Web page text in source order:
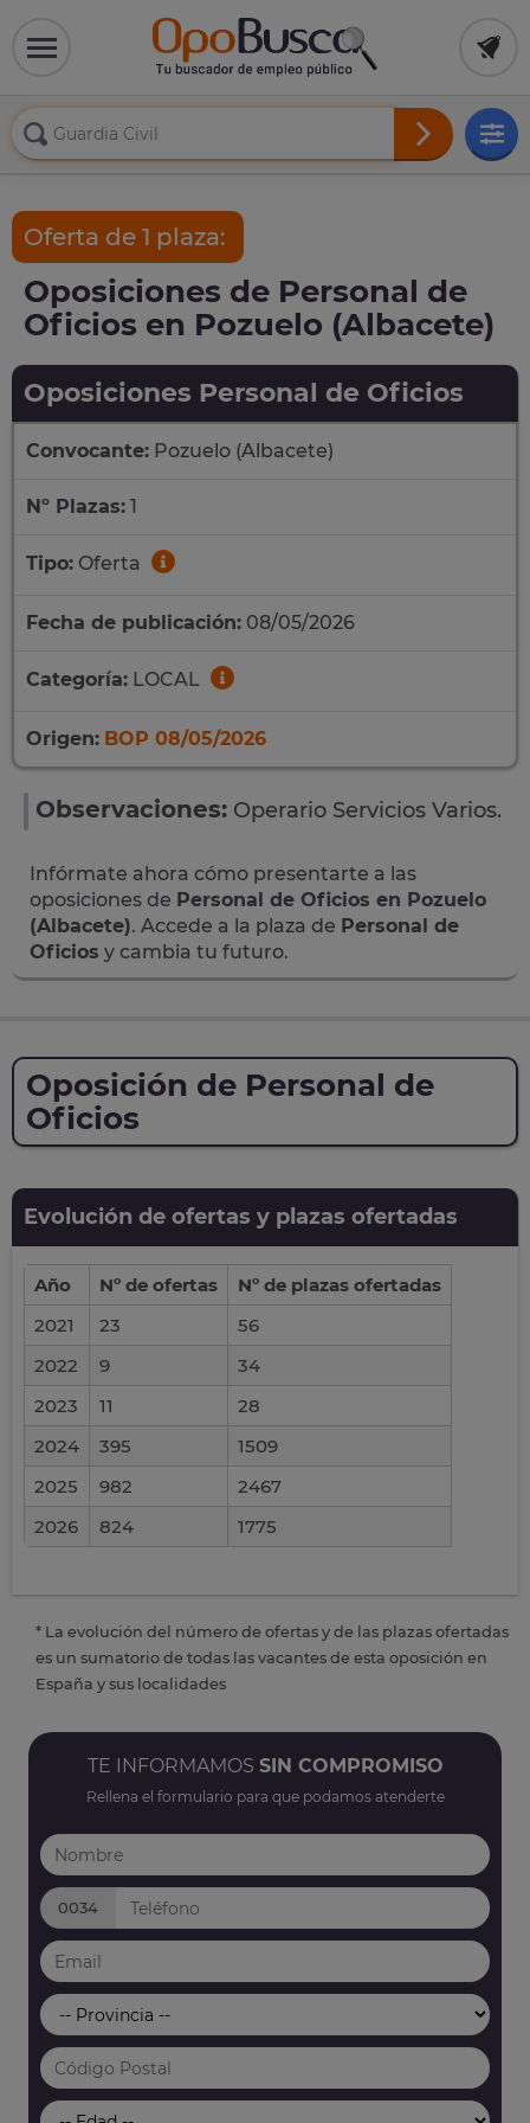
Oferta de 1 plaza:
Oposiciones de Personal de
Oficios en Pozuelo (Albacete)
Oposiciones Personal de Oficios
Convocante: Pozuelo (Albacete)
Nº Plazas: 1
Tipo: Oferta
Fecha de publicación: 08/05/2026
Categoría: LOCAL
Origen: BOP 08/05/2026
Observaciones: Operario Servicios Varios.
Infórmate ahora cómo presentarte a las
oposiciones de Personal de Oficios en Pozuelo
(Albacete). Accede a la plaza de Personal de
Oficios y cambia tu futuro.
Oposición de Personal de
Oficios
Evolución de ofertas y plazas ofertadas
Año Nº de ofertas
Nº de plazas ofertadas
2021
23
56
2022
9
34
2023
11
28
2024
395
1509
2025
982
2467
2026
824 1775
* La evolución del número de ofertas y de las plazas ofertadas
es un sumatorio de todas las vacantes de esta oposición en
España y sus localidades
TE INFORMAMOS SIN COMPROMISO
Rellena el formulario para que podamos atenderte
0034